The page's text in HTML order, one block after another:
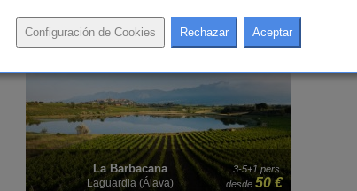
o en pareja. Aquí también encontrarás algunosalojamientos con
un entorno privado, elegante y placentero. Una reconfortante forma de
14+4 pers.
desde 35 €
La Molinera Etxea
Samaniego (Álava)